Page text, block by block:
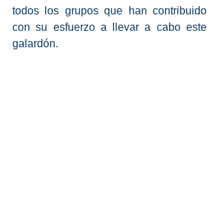
todos los grupos que han contribuido
con su esfuerzo a llevar a cabo este
galardón.